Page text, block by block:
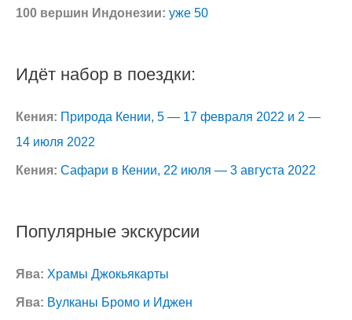
100 вершин Индонезии: уже 50
Идёт набор в поездки:
Кения: Природа Кении, 5 — 17 февраля 2022 и 2 —
14 июля 2022
Кения: Сафари в Кении, 22 июля — 3 августа 2022
Популярные экскурсии
Ява: Храмы Джокьякарты
Ява: Вулканы Бромо и Иджен